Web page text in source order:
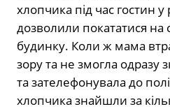
хлопчика під час гостин
дозволили покататися на
будинку. Коли ж мама
зору та не змогла одразу
та зателефонувала до
хлопчика знайшли за